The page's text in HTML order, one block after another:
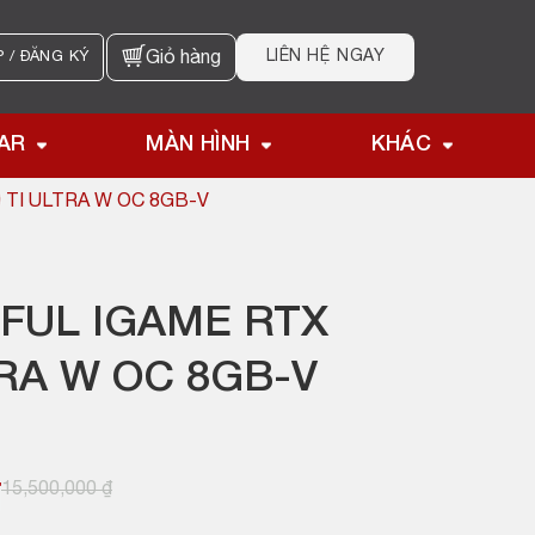
/ ĐĂNG KÝ Giỏ hàng LIÊN HỆ NGAY
MÀN HÌNH KHÁC
TI ULTRA W OC 8GB-V
IGAME RTX
W OC 8GB-V
15,500,000₫